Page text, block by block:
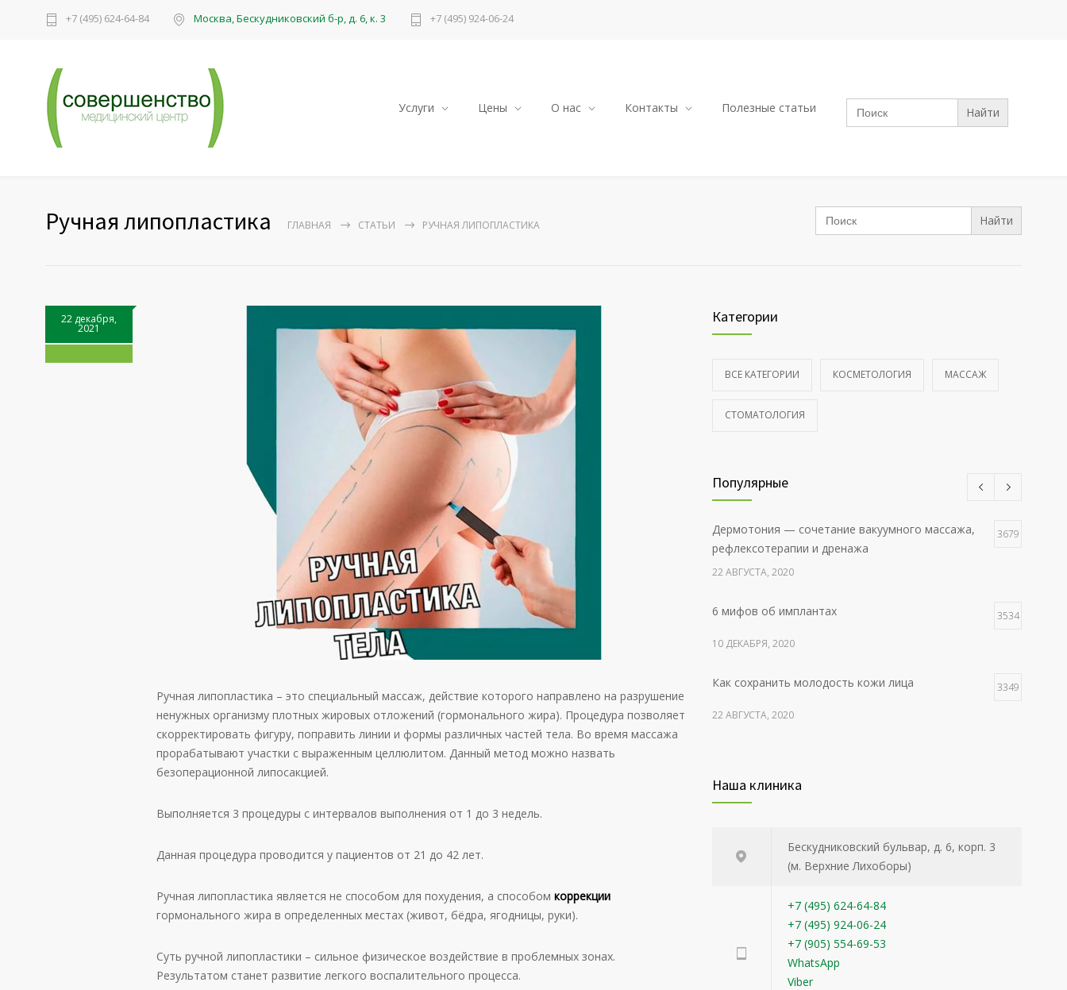
+7 (495) 624-64-84 Москва, Бескудниковский б-р, д. 6, к. 3 +7 (495) 924-06-24
Услуги Цены О нас Контакты Полезные статьи Search
for:
Ручная липопластика ГЛАВНАЯ СТАТЬИ РУЧНАЯ ЛИПОПЛАСТИКА
Search
for:
22 декабря,
2021
Ручная липопластика – это специальный массаж, действие которого направлено на разрушение
ненужных организму плотных жировых отложений (гормонального жира). Процедура позволяет
скорректировать фигуру, поправить линии и формы различных частей тела. Во время массажа
прорабатывают участки с выраженным целлюлитом. Данный метод можно назвать
безоперационной липосакцией.
Выполняется 3 процедуры с интервалов выполнения от 1 до 3 недель.
Данная процедура проводится у пациентов от 21 до 42 лет.
Ручная липопластика является не способом для похудения, а способом коррекции
гормонального жира в определенных местах (живот, бёдра, ягодницы, руки).
Суть ручной липопластики – сильное физическое воздействие в проблемных зонах.
Результатом станет развитие легкого воспалительного процесса.
Категории
ВСЕ КАТЕГОРИИ КОСМЕТОЛОГИЯ МАССАЖ
СТОМАТОЛОГИЯ
Популярные
Дермотония — сочетание вакуумного массажа,
рефлексотерапии и дренажа
3679
22 АВГУСТА, 2020
6 мифов об имплантах 3534
10 ДЕКАБРЯ, 2020
Как сохранить молодость кожи лица 3349
22 АВГУСТА, 2020
22 АВГУСТА, 2020
22 АВГУСТА, 2020
Наша клиника
Бескудниковский бульвар, д. 6, корп. 3
(м. Верхние Лихоборы)
+7 (495) 624-64-84
+7 (495) 924-06-24
+7 (905) 554-69-53
WhatsApp
Viber